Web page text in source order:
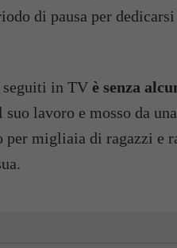
di pausa per
seguiti in TV è senza
lavoro e mosso da
migliaia di ragazzi e